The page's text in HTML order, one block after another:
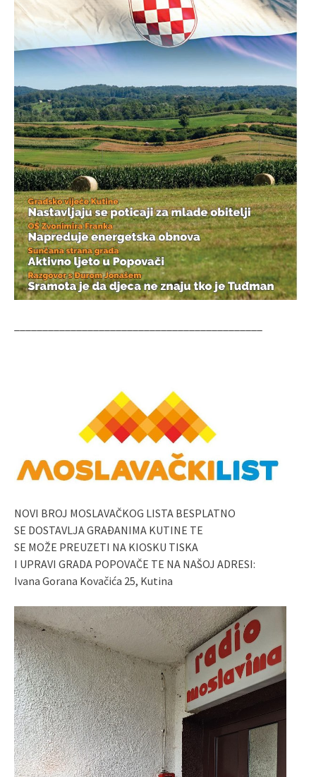
NOVI BROJ MOSLAVAČKOG LISTA BESPLATNO
SE DOSTAVLJA GRAĐANIMA KUTINE TE
SE MOŽE PREUZETI NA KIOSKU TISKA
I UPRAVI GRADA POPOVAČE TE NA NAŠOJ ADRESI:
Ivana Gorana Kovačića 25, Kutina